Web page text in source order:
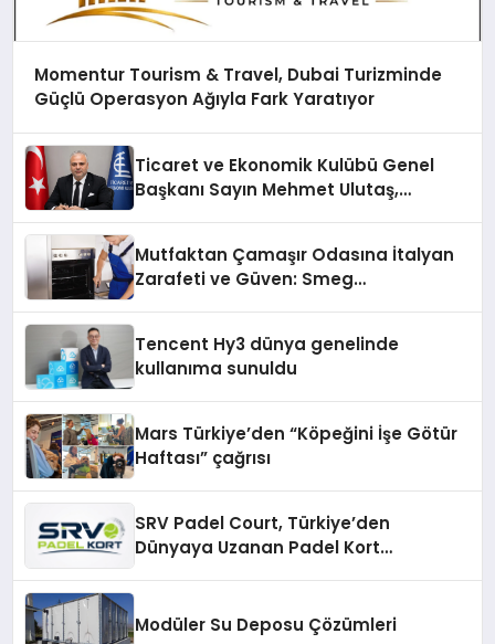
Momentur Tourism & Travel, Dubai Turizminde
Güçlü Operasyon Ağıyla Fark Yaratıyor
Ticaret ve Ekonomik Kulübü Genel
Başkanı Sayın Mehmet Ulutaş,
Mutfaktan Çamaşır Odasına İtalyan
Zarafeti ve Güven: Smeg
Tencent Hy3 dünya genelinde
kullanıma sunuldu
Mars Türkiye’den “Köpeğini İşe Götür
Haftası” çağrısı
SRV Padel Court, Türkiye’den
Dünyaya Uzanan Padel Kort
Modüler Su Deposu Çözümleri